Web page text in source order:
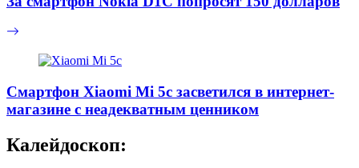
Смартфон Xiaomi Mi 5c засветился в интернет-
магазине с неадекватным ценником
Калейдоскоп: